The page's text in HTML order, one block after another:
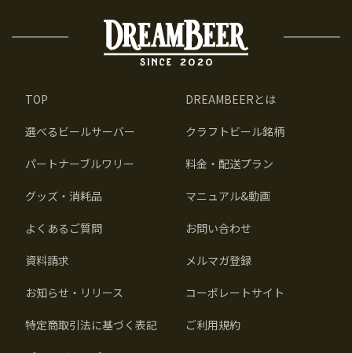
TOP DREAMBEERとは
選べるビールサーバー クラフトビール銘柄
パートナーブルワリー 料金・配送プラン
グッズ・消耗品 マニュアル&動画
よくあるご質問 お問い合わせ
資料請求 メルマガ登録
お知らせ・リリース コーポレートサイト
特定商取引法に基づく表記 ご利用規約